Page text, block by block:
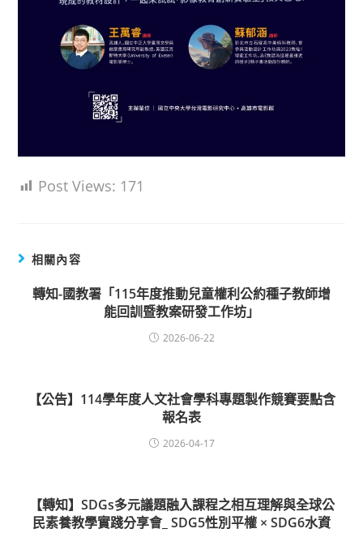
Post Views: 171
相關內容
轉知-國教署「115年度推動兒童權利公約種子教師增
能回訓暨教案研發工作坊」
2026-06-22
【公告】114學年度人文社會學科專題製作競賽要點含
報名表
2026-04-17
【轉知】SDGs多元議題融入課程之相互理解與全球公
民素養教學實踐分享會_ SDG5性別平權 × SDG6水資